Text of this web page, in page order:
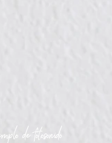
de fotosonido